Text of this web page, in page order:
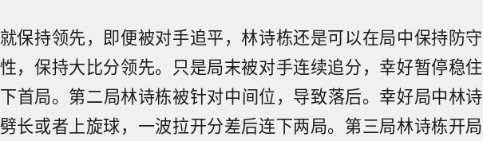
保持领先，即便被对手追平，林诗栋还是可以在局中保持防守
，保持大比分领先。只是局末被对手连续追分，幸好暂停稳住
首局。第二局林诗栋被针对中间位，导致落后。幸好局中林诗
长或者上旋球，一波拉开分差后连下两局。第三局林诗栋开局